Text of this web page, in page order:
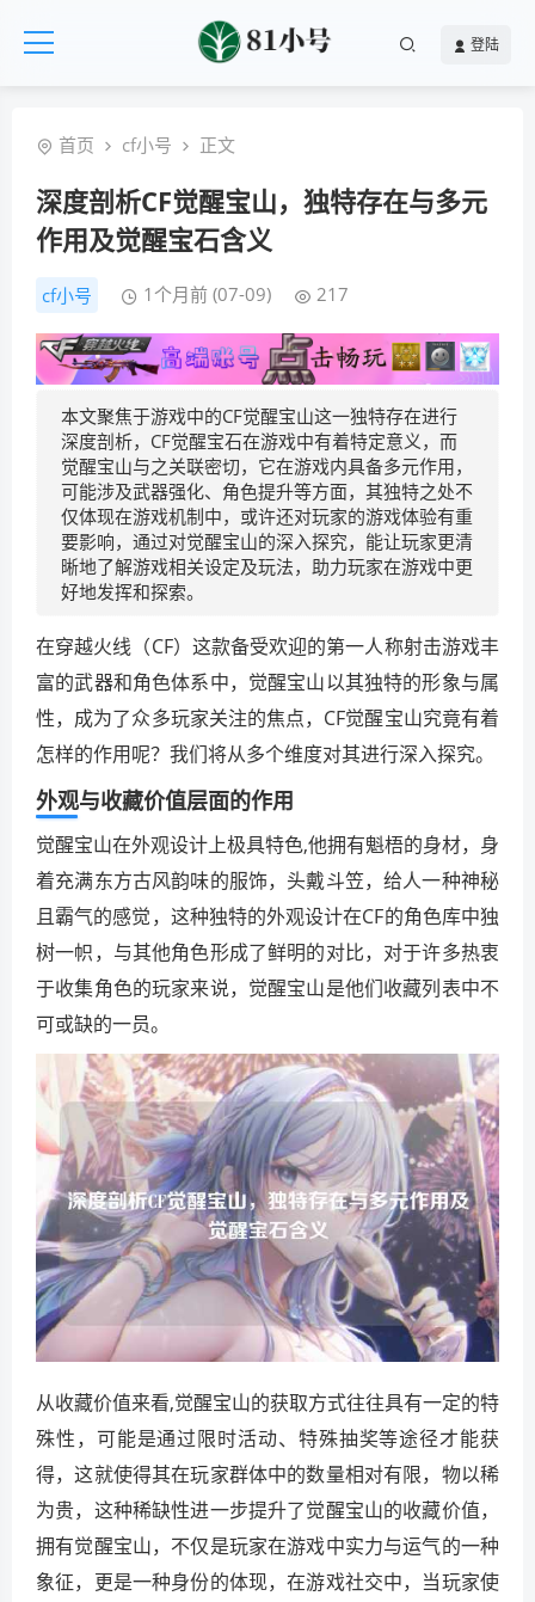
登陆
首页 cf小号 正文
深度剖析CF觉醒宝山，独特存在与多元
作用及觉醒宝石含义
cf小号 1个月前 (07-09) 217
本文聚焦于游戏中的CF觉醒宝山这一独特存在进行
深度剖析，CF觉醒宝石在游戏中有着特定意义，而
觉醒宝山与之关联密切，它在游戏内具备多元作用，
可能涉及武器强化、角色提升等方面，其独特之处不
仅体现在游戏机制中，或许还对玩家的游戏体验有重
要影响，通过对觉醒宝山的深入探究，能让玩家更清
晰地了解游戏相关设定及玩法，助力玩家在游戏中更
好地发挥和探索。
在穿越火线（CF）这款备受欢迎的第一人称射击游戏丰
富的武器和角色体系中，觉醒宝山以其独特的形象与属
性，成为了众多玩家关注的焦点，CF觉醒宝山究竟有着
怎样的作用呢？我们将从多个维度对其进行深入探究。
外观与收藏价值层面的作用
觉醒宝山在外观设计上极具特色,他拥有魁梧的身材，身
着充满东方古风韵味的服饰，头戴斗笠，给人一种神秘
且霸气的感觉，这种独特的外观设计在CF的角色库中独
树一帜，与其他角色形成了鲜明的对比，对于许多热衷
于收集角色的玩家来说，觉醒宝山是他们收藏列表中不
可或缺的一员。
从收藏价值来看,觉醒宝山的获取方式往往具有一定的特
殊性，可能是通过限时活动、特殊抽奖等途径才能获
得，这就使得其在玩家群体中的数量相对有限，物以稀
为贵，这种稀缺性进一步提升了觉醒宝山的收藏价值，
拥有觉醒宝山，不仅是玩家在游戏中实力与运气的一种
象征，更是一种身份的体现，在游戏社交中，当玩家使